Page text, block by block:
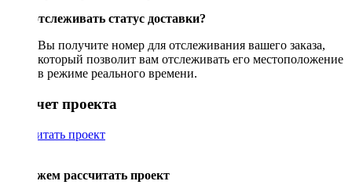
Как отслеживать статус доставки?
Вы получите номер для отслеживания вашего заказа,
который позволит вам отслеживать его местоположение
в режиме реального времени.
Рассчет проекта
Рассчитать проект
Поможем рассчитать проект